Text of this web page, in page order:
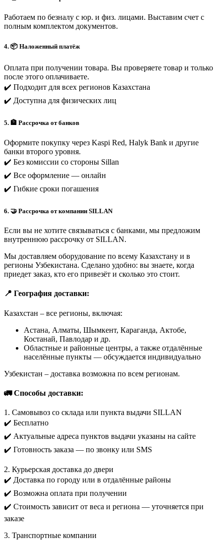
Работаем по безналу с юр. и физ. лицами. Выставим счет с
полным комплектом документов.
4. 📦 Наложенный платёж
Оплата при получении товара. Вы проверяете товар и только
после этого оплачиваете.
✔️ Подходит для всех регионов Казахстана
✔️ Доступна для физических лиц
5. 🏦 Рассрочка от банков
Оформите покупку через Kaspi Red, Halyk Bank и другие
банки второго уровня.
✔️ Без комиссии со стороны Sillan
✔️ Все оформление — онлайн
✔️ Гибкие сроки погашения
6. 🤝 Рассрочка от компании SILLAN
Если вы не хотите связываться с банками, мы предложим
внутреннюю рассрочку от SILLAN.
Мы доставляем оборудование по всему Казахстану и в
регионы Узбекистана. Сделано удобно: вы знаете, когда
приедет заказ, кто его привезёт и сколько это стоит.
📍 География доставки:
Казахстан – все регионы, включая:
Астана, Алматы, Шымкент, Караганда, Актобе,
Костанай, Павлодар и др.
Областные и районные центры, а также отдалённые
населённые пункты — обсуждается индивидуально
Узбекистан – доставка возможна по всем регионам.
🚛 Способы доставки:
1. Самовывоз со склада или пункта выдачи SILLAN
✔️ Бесплатно
✔️ Актуальные адреса пунктов выдачи указаны на сайте
✔️ Готовность заказа — по звонку или SMS
2. Курьерская доставка до двери
✔️ Доставка по городу или в отдалённые районы
✔️ Возможна оплата при получении
✔️ Стоимость зависит от веса и региона — уточняется при
заказе
3. Транспортные компании